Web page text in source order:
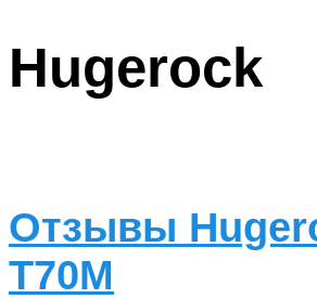
Hugerock
Отзывы
T70M